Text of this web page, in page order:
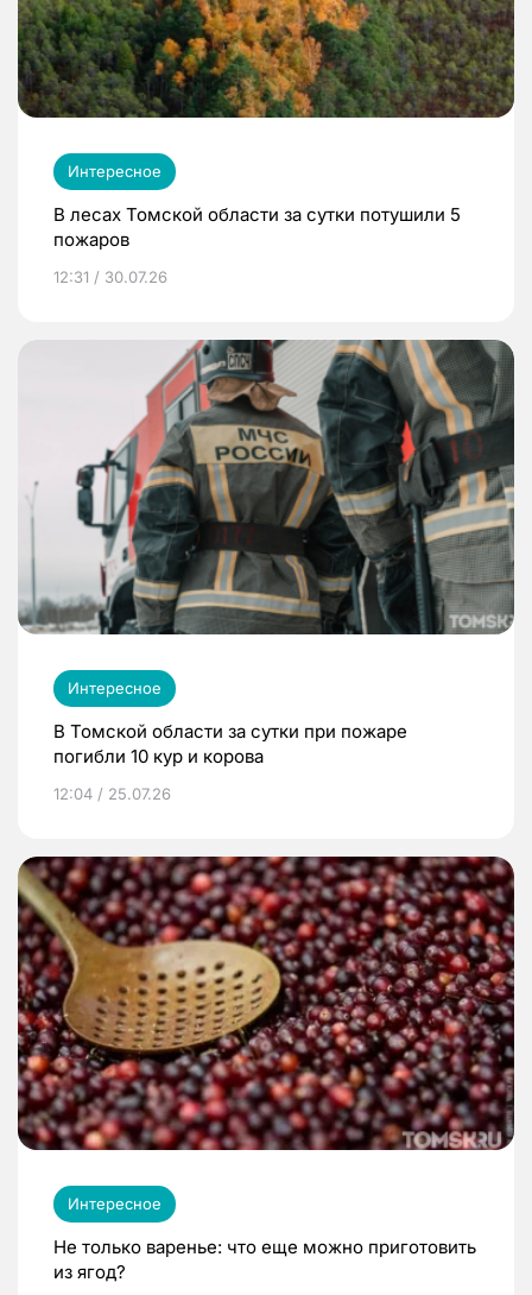
Интересное
В лесах Томской области за сутки потушили 5
пожаров
12:31 / 30.07.26
Интересное
В Томской области за сутки при пожаре
погибли 10 кур и корова
12:04 / 25.07.26
Интересное
Не только варенье: что еще можно приготовить
из ягод?